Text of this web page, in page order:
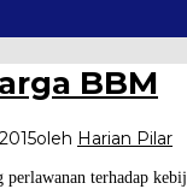
BBM
oleh Harian Pilar
terhadap